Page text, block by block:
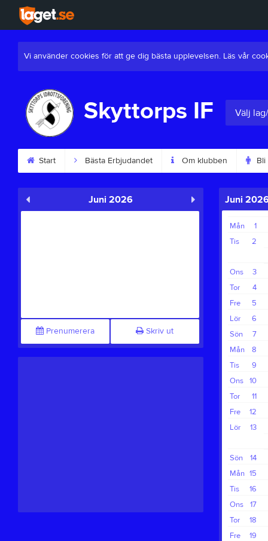
Vi använder cookies för att ge dig bästa upplevelsen. Läs vår
Skyttorps IF Välj
Start Bästa Erbjudandet Om klubben Bli
Juni 2026
Prenumerera Skriv ut
Juni
1
Mån
2
Tis
3
Ons
4
Tor
5
Fre
6
Lör
7
Sön
8
Mån
9
Tis
10
Ons
11
Tor
12
Fre
13
Lör
14
Sön
15
Mån
16
Tis
17
Ons
18
Tor
19
Fre